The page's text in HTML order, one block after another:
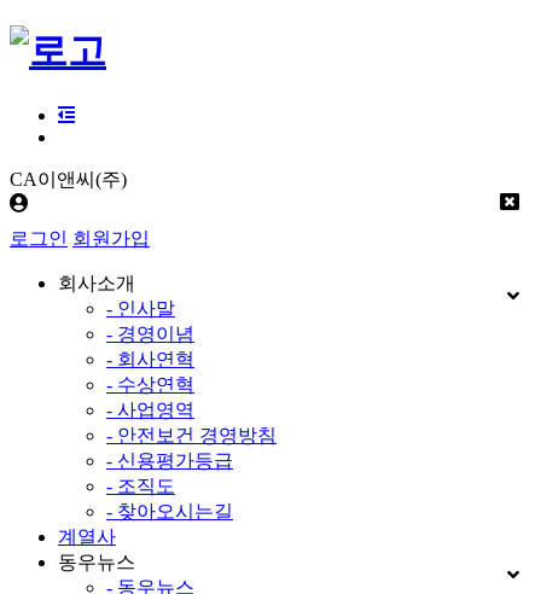
CA이앤씨(주)
로그인 회원가입
회사소개
- 인사말
- 경영이념
- 회사연혁
- 수상연혁
- 사업영역
- 안전보건 경영방침
- 신용평가등급
- 조직도
- 찾아오시는길
계열사
동우뉴스
- 동우뉴스